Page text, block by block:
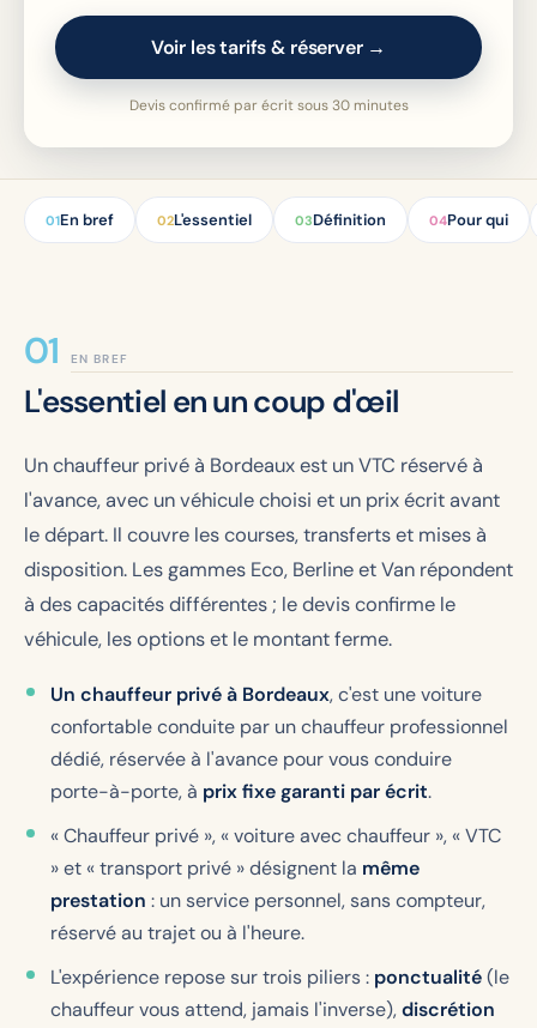
Voir les tarifs & réserver →
Devis confirmé par écrit sous 30 minutes
01En bref 02L'essentiel 03Définition 04Pour qui
EN BREF
L'essentiel en un coup d'œil
Un chauffeur privé à Bordeaux est un VTC réservé à
l'avance, avec un véhicule choisi et un prix écrit avant
le départ. Il couvre les courses, transferts et mises à
disposition. Les gammes Eco, Berline et Van répondent
à des capacités différentes ; le devis confirme le
véhicule, les options et le montant ferme.
Un chauffeur privé à Bordeaux, c'est une voiture
confortable conduite par un chauffeur professionnel
dédié, réservée à l'avance pour vous conduire
porte-à-porte, à prix fixe garanti par écrit.
« Chauffeur privé », « voiture avec chauffeur », « VTC
» et « transport privé » désignent la même
prestation : un service personnel, sans compteur,
réservé au trajet ou à l'heure.
L'expérience repose sur trois piliers : ponctualité(le
chauffeur vous attend, jamais l'inverse),discrétion